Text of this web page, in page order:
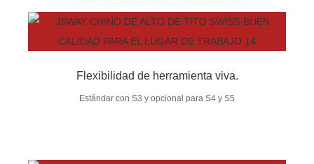
Flexibilidad de herramienta viva.
Estándar con S3 y opcional para S4 y S5